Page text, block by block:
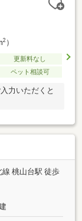
2）
更新料なし
ペット相談可
力いただくと
桃山台駅 徒歩